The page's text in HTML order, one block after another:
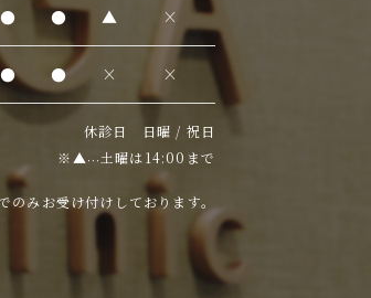
● ● ▲ ×
● ● × ×
休診日 日曜 / 祝日
※▲…土曜は14:00まで
のみお受け付けしております。